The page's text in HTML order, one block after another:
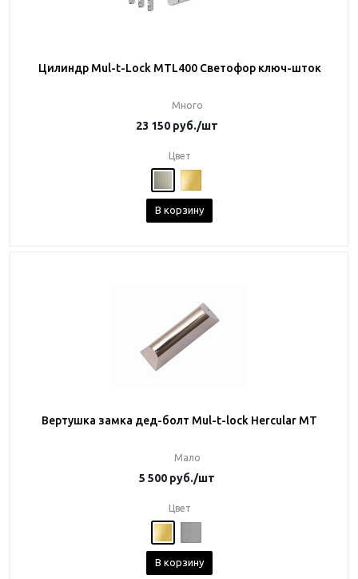
Цилиндр Mul-t-Lock MTL400 Светофор ключ-шток
Много
23 150руб./шт
Цвет
В корзину
Вертушка замка дед-болт Mul-t-lock Hercular MT
Мало
5 500руб./шт
Цвет
В корзину